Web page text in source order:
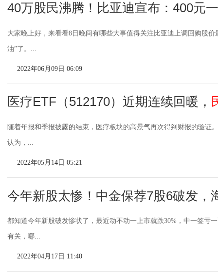
40万股民沸腾！比亚迪宣布：400元
大家晚上好，来看看8日晚间有哪些大事值得关注比亚迪上调回购股
油”了。...
2022年06月09日 06:09
医疗ETF（512170）近期连续回暖，
随着年报和季报披露的结束，医疗板块的高景气再次得到财报的验
认为，...
2022年05月14日 05:21
今年新股太惨！中金保荐7股6破发，
都知道今年新股破发惨状了，最近动不动一上市就跌30%，中一签亏
有关，哪...
2022年04月17日 11:40